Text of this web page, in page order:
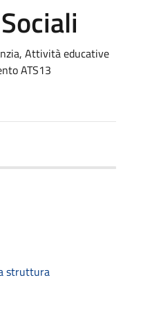
Attività educative
ATS13
struttura